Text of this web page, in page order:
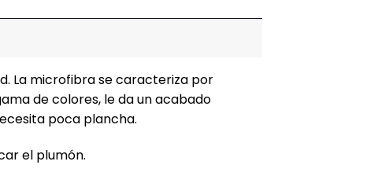
La microfibra se caracteriza por
de colores, le da un acabado
poca plancha.
el plumón.